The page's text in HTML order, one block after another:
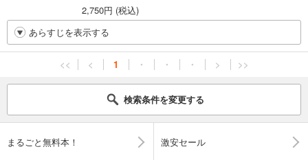
2,750円 (税込)
あらすじを表示する
<< < 1 ・ ・ ・ > >>
検索条件を変更する
まるごと無料本！ 激安セール